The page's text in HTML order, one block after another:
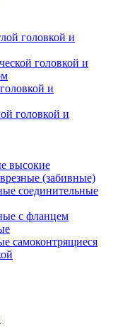
головкой и
головкой и
и
головкой и
высокие
(забивные)
соединительные
с фланцем
самоконтрящиеся